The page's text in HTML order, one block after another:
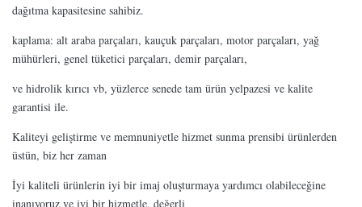
dağıtma kapasitesine sahibiz.
kaplama: alt araba parçaları, kauçuk parçaları, motor parçaları, yağ
mühürleri, genel tüketici parçaları, demir parçaları,
ve hidrolik kırıcı vb, yüzlerce senede tam ürün yelpazesi ve kalite
garantisi ile.
Kaliteyi geliştirme ve memnuniyetle hizmet sunma prensibi ürünlerden
üstün, biz her zaman
İyi kaliteli ürünlerin iyi bir imaj oluşturmaya yardımcı olabileceğine
inanıyoruz ve iyi bir hizmetle, değerli